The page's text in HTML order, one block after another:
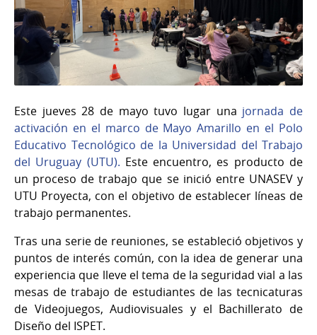
Este jueves 28 de mayo tuvo lugar una jornada de
activación en el marco de Mayo Amarillo en el Polo
Educativo Tecnológico de la Universidad del Trabajo
del Uruguay (UTU). Este encuentro, es producto de
un proceso de trabajo que se inició entre UNASEV y
UTU Proyecta, con el objetivo de establecer líneas de
trabajo permanentes.
Tras una serie de reuniones, se estableció objetivos y
puntos de interés común, con la idea de generar una
experiencia que lleve el tema de la seguridad vial a las
mesas de trabajo de estudiantes de las tecnicaturas
de Videojuegos, Audiovisuales y el Bachillerato de
Diseño del ISPET.